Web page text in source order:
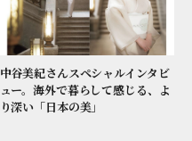
中谷美紀さんスペシャルインタビ
ュー。海外で暮らして感じる、よ
り深い「日本の美」